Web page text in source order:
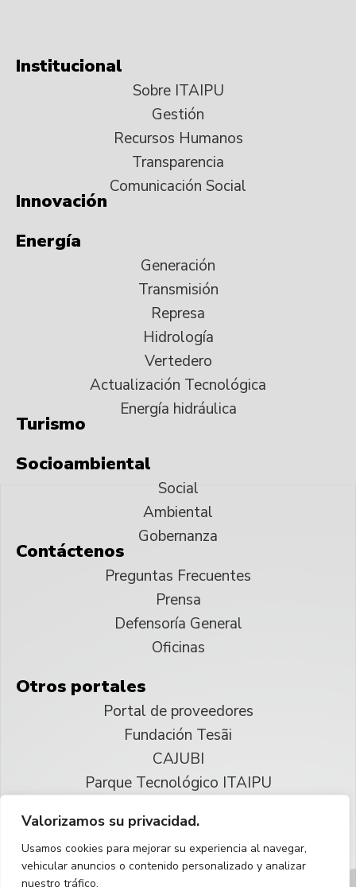
Valorizamos su privacidad.
Usamos cookies para mejorar su experiencia al navegar,
vehicular anuncios o contenido personalizado y analizar
nuestro tráfico.
Institucional
Sobre ITAIPU
Gestión
Recursos Humanos
Transparencia
Comunicación Social
Innovación
Energía
Generación
Transmisión
Represa
Hidrología
Vertedero
Actualización Tecnológica
Energía hidráulica
Turismo
Socioambiental
Social
Ambiental
Gobernanza
Contáctenos
Preguntas Frecuentes
Prensa
Defensoría General
Oficinas
Otros portales
Portal de proveedores
Fundación Tesãi
CAJUBI
Parque Tecnológico ITAIPU
Reservados todos los derechos